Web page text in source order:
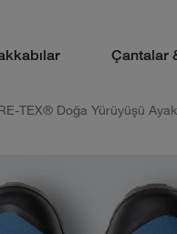
Çantalar
TEX® Doğa Yürüyüşü